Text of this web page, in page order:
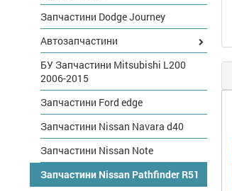
Запчастини Dodge Journey
Автозапчастини
БУ Запчастини Mitsubishi L200
2006-2015
Запчастини Ford edge
Запчастини Nissan Navara d40
Запчастини Nissan Note
Запчастини Nissan Pathfinder R51